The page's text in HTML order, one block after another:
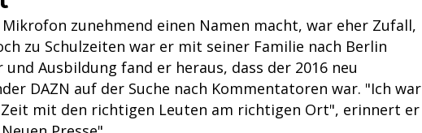
zunehmend einen Namen macht, war eher Zufall,
zu Schulzeiten war er mit seiner Familie nach Berlin
und Ausbildung fand er heraus, dass der 2016 neu
DAZN auf der Suche nach Kommentatoren war. "Ich war
mit den richtigen Leuten am richtigen Ort", erinnert er